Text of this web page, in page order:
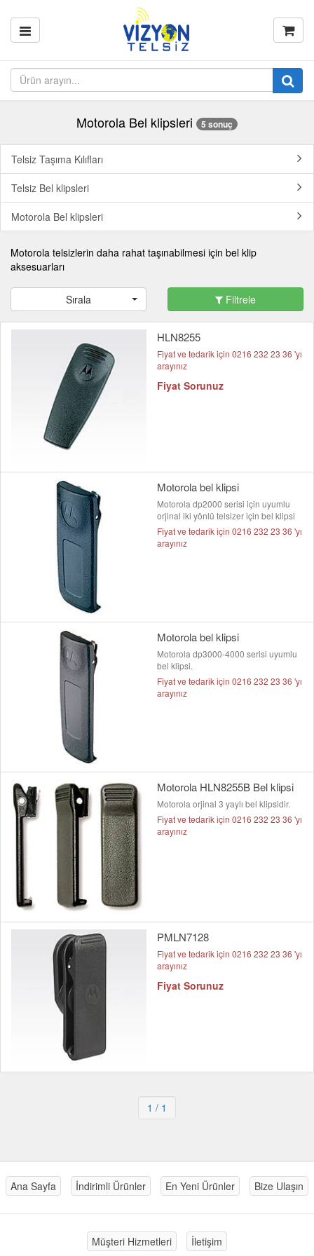
Motorola Bel klipsleri 5 sonuç
Telsiz Taşıma Kılıfları
Telsiz Bel klipsleri
Motorola Bel klipsleri
Motorola telsizlerin daha rahat taşınabilmesi için bel klip
aksesuarları
Sırala Filtrele
HLN8255
Fiyat ve tedarik için 0216 232 23 36 'yı
arayınız
Fiyat Sorunuz
Motorola bel klipsi
Motorola dp2000 serisi için uyumlu
orjinal iki yönlü telsizer için bel klipsi
Fiyat ve tedarik için 0216 232 23 36 'yı
arayınız
Motorola bel klipsi
Motorola dp3000-4000 serisi uyumlu
bel klipsi.
Fiyat ve tedarik için 0216 232 23 36 'yı
arayınız
Motorola HLN8255B Bel klipsi
Motorola orjinal 3 yaylı bel klipsidir.
Fiyat ve tedarik için 0216 232 23 36 'yı
arayınız
PMLN7128
Fiyat ve tedarik için 0216 232 23 36 'yı
arayınız
Fiyat Sorunuz
1 / 1
Ana Sayfa İndirimli Ürünler En Yeni Ürünler Bize Ulaşın
Müşteri Hizmetleri İletişim